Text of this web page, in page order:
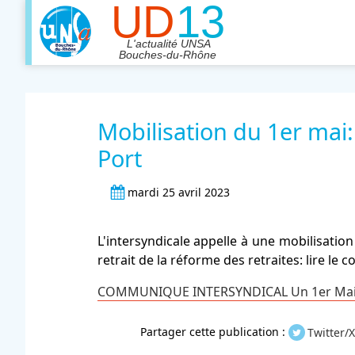
Mobilisation du 1er
Port
mardi 25 avril 2023
L'intersyndicale appelle à une
retrait de la réforme des retraites: lire le
COMMUNIQUE INTERSYNDICAL Un 1er
Partager cette publication : Twitter/X